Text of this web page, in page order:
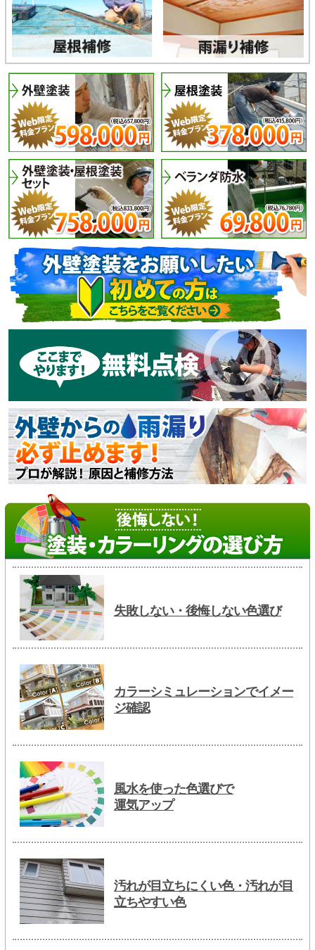
失敗しない・後悔しない色選び
カラーシミュレーションでイメー
ジ確認
風水を使った色選びで
運気アップ
汚れが目立ちにくい色・汚れが目
立ちやすい色